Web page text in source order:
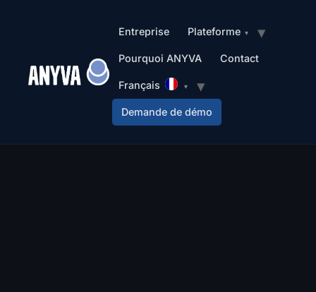
Entreprise Plateforme
Pourquoi ANYVA Contact
Français
Demande de démo